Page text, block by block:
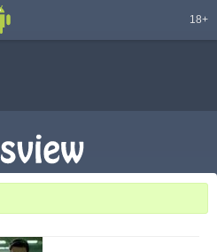
18+